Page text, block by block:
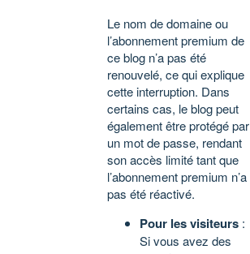
Le nom de domaine ou
l’abonnement premium de
ce blog n’a pas été
renouvelé, ce qui explique
cette interruption. Dans
certains cas, le blog peut
également être protégé par
un mot de passe, rendant
son accès limité tant que
l’abonnement premium n’a
pas été réactivé.
Pour les visiteurs :
Si vous avez des